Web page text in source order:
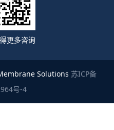
更多咨询
Solutions 苏ICP备
号-4